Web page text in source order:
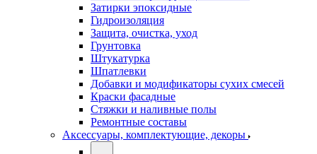
Затирки эпоксидные
Гидроизоляция
Защита, очистка, уход
Грунтовка
Штукатурка
Шпатлевки
Добавки и модификаторы сухих смесей
Краски фасадные
Стяжки и наливные полы
Ремонтные составы
Аксессуары, комплектующие, декоры